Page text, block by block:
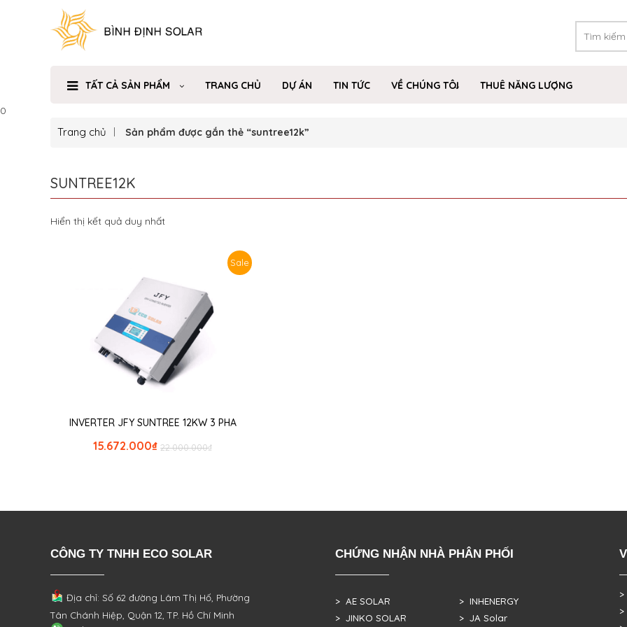
TẤT CẢ SẢN PHẨM TRANG CHỦ DỰ ÁN TIN TỨC VỀ CHÚNG TÔI
THUÊ NĂNG LƯỢNG
0
Trang chủ Sản phẩm được gắn thẻ “suntree12k”
SUNTREE12K
Hiển thị kết quả duy nhất
Sale
INVERTER JFY SUNTREE 12KW 3 PHA
₫
22.000.000
₫
15.672.000
CÔNG TY TNHH ECO SOLAR
Địa chỉ: Số 62 đường Lâm Thị Hố, Phường
Tân Chánh Hiệp, Quận 12, TP. Hồ Chí Minh
CHỨNG NHẬN NHÀ PHÂN PHỐI
> AE SOLAR
> JINKO SOLAR
> INHENERGY
> JA Solar
>